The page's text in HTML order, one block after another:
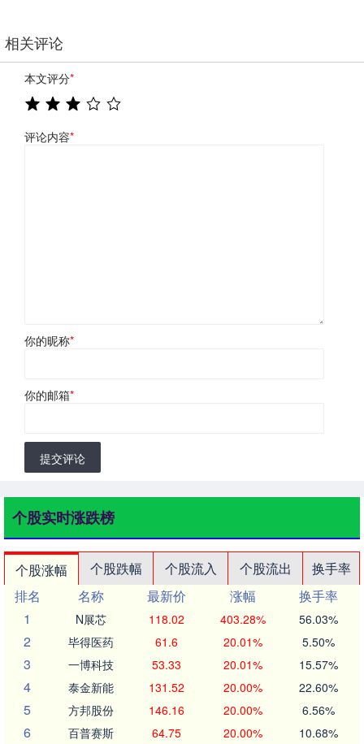
相关评论
本文评分*
评论内容*
你的昵称*
你的邮箱*
提交评论
个股实时涨跌榜
个股涨幅 个股跌幅 个股流入 个股流出
换手率
排名
名称 最新价 涨幅
换手率
1
N展芯 118.02 403.28% 56.03%
2 毕得医药 61.6 20.01% 5.50%
3 一博科技 53.33 20.01% 15.57%
4 泰金新能 131.52 20.00% 22.60%
5 方邦股份 146.16 20.00% 6.56%
6 百普赛斯 64.75 20.00% 10.68%